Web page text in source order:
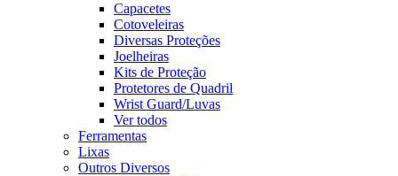
Capacetes
Cotoveleiras
Diversas Proteções
Joelheiras
Kits de Proteção
Protetores de Quadril
Wrist Guard/Luvas
Ver todos
Ferramentas
Lixas
Outros Diversos